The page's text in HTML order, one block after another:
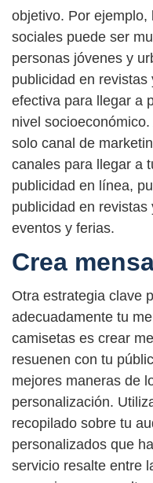
objetivo. Por
sociales puede ser
personas jóvenes y
publicidad en
efectiva para llegar a
nivel
solo canal de
canales para llegar a
publicidad en línea,
publicidad en
eventos y ferias.
Crea
Otra estrategia clave
adecuadamente tu
camisetas es crear
resuenen con tu
mejores maneras de
personalización.
recopilado sobre tu
personalizados que
servicio resalte entre